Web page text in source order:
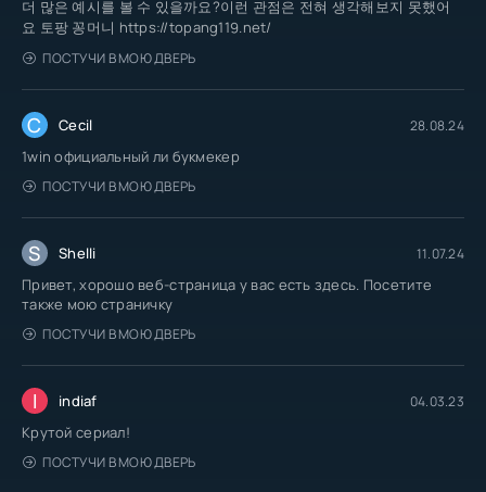
더 많은 예시를 볼 수 있을까요?이런 관점은 전혀 생각해보지 못했어
요 토팡 꽁머니 https://topang119.net/
ПОСТУЧИ В МОЮ ДВЕРЬ
C Cecil 28.08.24
1win официальный ли букмекер
ПОСТУЧИ В МОЮ ДВЕРЬ
S Shelli 11.07.24
Привет, хорошо веб-страница у вас есть здесь. Посетите
также мою страничку
ПОСТУЧИ В МОЮ ДВЕРЬ
I indiaf 04.03.23
Крутой сериал!
ПОСТУЧИ В МОЮ ДВЕРЬ